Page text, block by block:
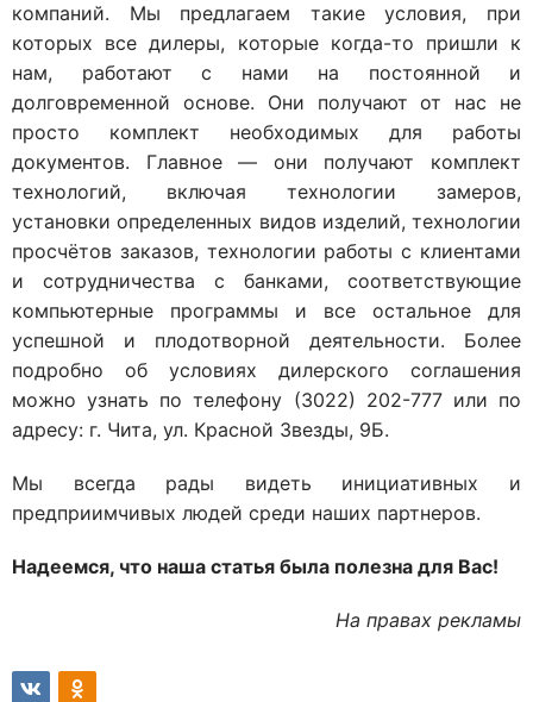
компаний. Мы предлагаем такие условия, при
которых все дилеры, которые когда-то пришли к
нам, работают с нами на постоянной и
долговременной основе. Они получают от нас не
просто комплект необходимых для работы
документов. Главное — они получают комплект
технологий, включая технологии замеров,
установки определенных видов изделий, технологии
просчётов заказов, технологии работы с клиентами
и сотрудничества с банками, соответствующие
компьютерные программы и все остальное для
успешной и плодотворной деятельности. Более
подробно об условиях дилерского соглашения
можно узнать по телефону (3022) 202-777 или по
адресу: г. Чита, ул. Красной Звезды, 9Б.
Мы всегда рады видеть инициативных и
предприимчивых людей среди наших партнеров.
Надеемся, что наша статья была полезна для Вас!
На правах рекламы